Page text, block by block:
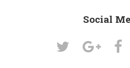
Social